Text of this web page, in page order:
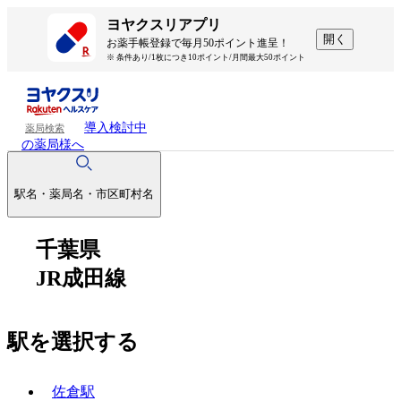
ヨヤクスリアプリ
お薬手帳登録で毎月50ポイント進呈！
※ 条件あり/1枚につき10ポイント/月間最大50ポイント
開く
薬局検索
導入検討中
の薬局様へ
駅名・薬局名・市区町村名
千葉県
JR成田線
駅を選択する
佐倉駅